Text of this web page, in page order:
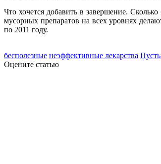
Что хочется добавить в завершение.
мусорных препаратов на всех уровнях
по 2011 году.
бесполезные неэффективные лекарства
Оцените статью